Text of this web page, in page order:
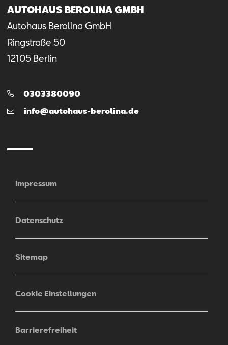
AUTOHAUS BEROLINA GMBH
Autohaus Berolina GmbH
Ringstraße 50
12105 Berlin
Telefon:
0303380090
E-
info@autohaus-berolina.de
Impressum
Datenschutz
Sitemap
Cookie Einstellungen
Barrierefreiheit